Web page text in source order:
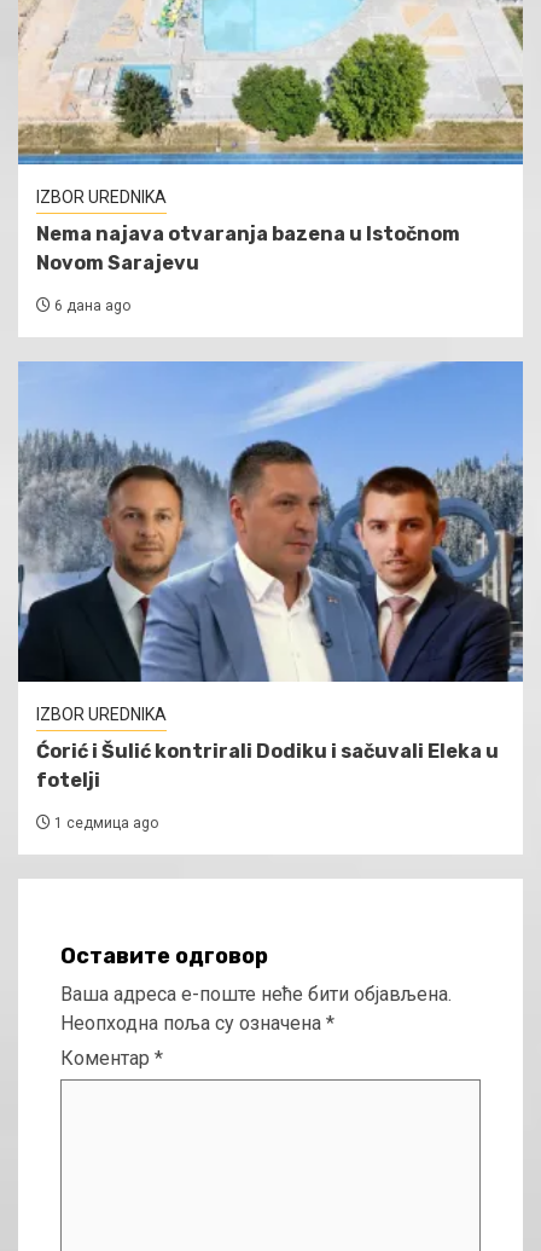
IZBOR UREDNIKA
Nema najava otvaranja bazena u Istočnom
Novom Sarajevu
6 дана ago
IZBOR UREDNIKA
Ćorić i Šulić kontrirali Dodiku i sačuvali Eleka u
fotelji
1 седмица ago
Оставите одговор
Ваша адреса е-поште неће бити објављена.
Неопходна поља су означена *
Коментар *